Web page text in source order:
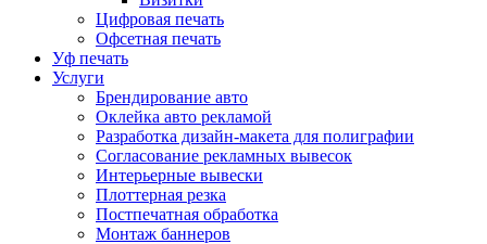
Цифровая печать
Офсетная печать
Уф печать
Услуги
Брендирование авто
Оклейка авто рекламой
Разработка дизайн-макета для полиграфии
Согласование рекламных вывесок
Интерьерные вывески
Плоттерная резка
Постпечатная обработка
Монтаж баннеров